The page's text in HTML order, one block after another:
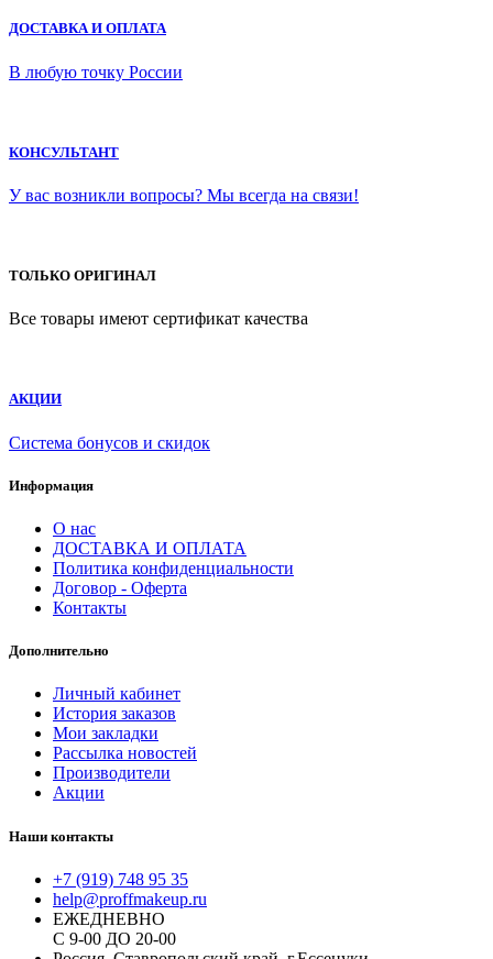
ДОСТАВКА И ОПЛАТА
В любую точку России
КОНСУЛЬТАНТ
У вас возникли вопросы? Мы всегда на связи!
ТОЛЬКО ОРИГИНАЛ
Все товары имеют сертификат качества
АКЦИИ
Система бонусов и скидок
Информация
О нас
ДОСТАВКА И ОПЛАТА
Политика конфиденциальности
Договор - Оферта
Контакты
Дополнительно
Личный кабинет
История заказов
Мои закладки
Рассылка новостей
Производители
Акции
Наши контакты
+7 (919) 748 95 35
help@proffmakeup.ru
ЕЖЕДНЕВНО
С 9-00 ДО 20-00